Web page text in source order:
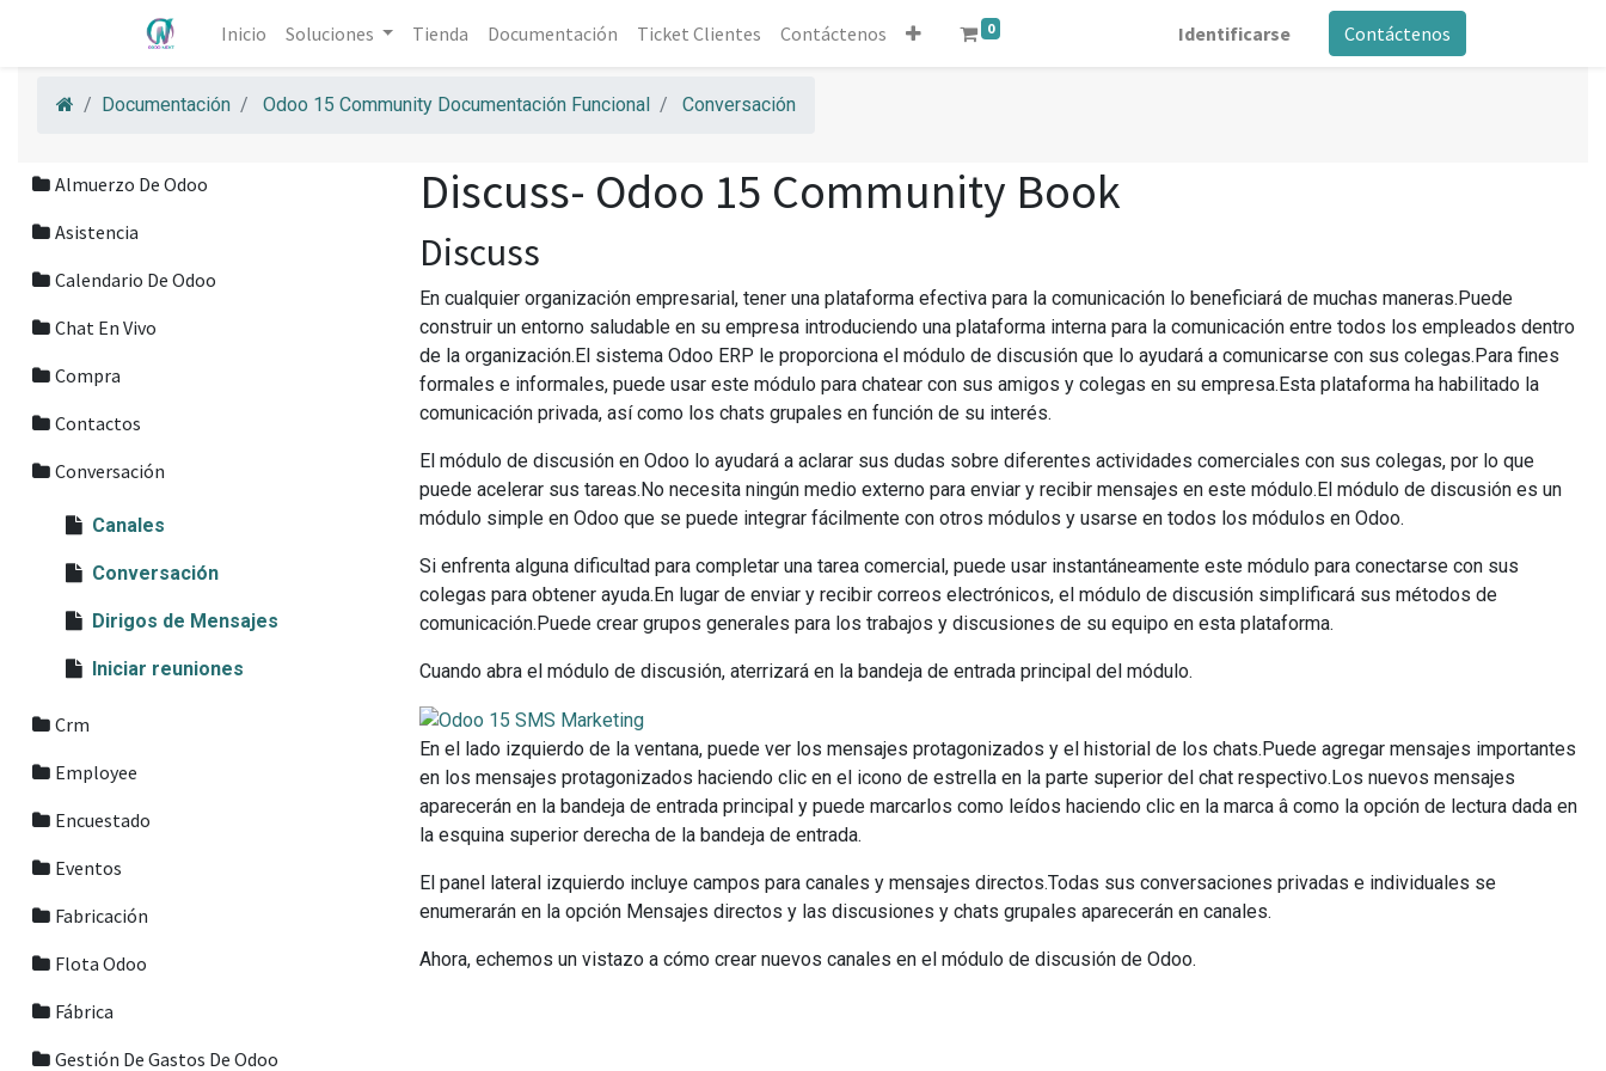
Inicio Soluciones Tienda Documentación Ticket Clientes Contáctenos 0 Identificarse Contáctenos
Documentación Odoo 15 Community Documentación Funcional Conversación
Almuerzo De Odoo
Asistencia
Calendario De Odoo
Chat En Vivo
Compra
Contactos
Conversación
Canales
Conversación
Dirigos de Mensajes
Iniciar reuniones
Crm
Employee
Encuestado
Eventos
Fabricación
Flota Odoo
Fábrica
Gestión De Gastos De Odoo
Discuss- Odoo 15 Community Book
Discuss
En cualquier organización empresarial, tener una plataforma efectiva para la comunicación lo beneficiará de muchas maneras.Puede
construir un entorno saludable en su empresa introduciendo una plataforma interna para la comunicación entre todos los empleados dentro
de la organización.El sistema Odoo ERP le proporciona el módulo de discusión que lo ayudará a comunicarse con sus colegas.Para fines
formales e informales, puede usar este módulo para chatear con sus amigos y colegas en su empresa.Esta plataforma ha habilitado la
comunicación privada, así como los chats grupales en función de su interés.
El módulo de discusión en Odoo lo ayudará a aclarar sus dudas sobre diferentes actividades comerciales con sus colegas, por lo que
puede acelerar sus tareas.No necesita ningún medio externo para enviar y recibir mensajes en este módulo.El módulo de discusión es un
módulo simple en Odoo que se puede integrar fácilmente con otros módulos y usarse en todos los módulos en Odoo.
Si enfrenta alguna dificultad para completar una tarea comercial, puede usar instantáneamente este módulo para conectarse con sus
colegas para obtener ayuda.En lugar de enviar y recibir correos electrónicos, el módulo de discusión simplificará sus métodos de
comunicación.Puede crear grupos generales para los trabajos y discusiones de su equipo en esta plataforma.
Cuando abra el módulo de discusión, aterrizará en la bandeja de entrada principal del módulo.
En el lado izquierdo de la ventana, puede ver los mensajes protagonizados y el historial de los chats.Puede agregar mensajes importantes
en los mensajes protagonizados haciendo clic en el icono de estrella en la parte superior del chat respectivo.Los nuevos mensajes
aparecerán en la bandeja de entrada principal y puede marcarlos como leídos haciendo clic en la marca â como la opción de lectura dada en
la esquina superior derecha de la bandeja de entrada.
El panel lateral izquierdo incluye campos para canales y mensajes directos.Todas sus conversaciones privadas e individuales se
enumerarán en la opción Mensajes directos y las discusiones y chats grupales aparecerán en canales.
Ahora, echemos un vistazo a cómo crear nuevos canales en el módulo de discusión de Odoo.